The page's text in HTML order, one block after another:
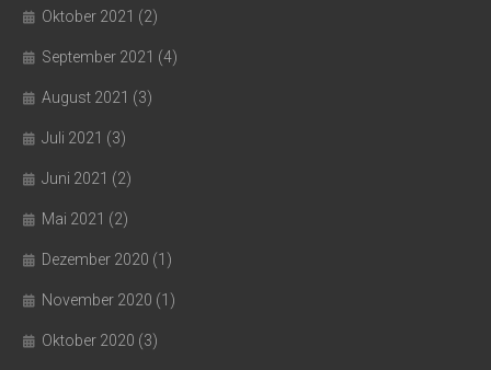
Oktober 2021 (2)
September 2021 (4)
August 2021 (3)
Juli 2021 (3)
Juni 2021 (2)
Mai 2021 (2)
Dezember 2020 (1)
November 2020 (1)
Oktober 2020 (3)